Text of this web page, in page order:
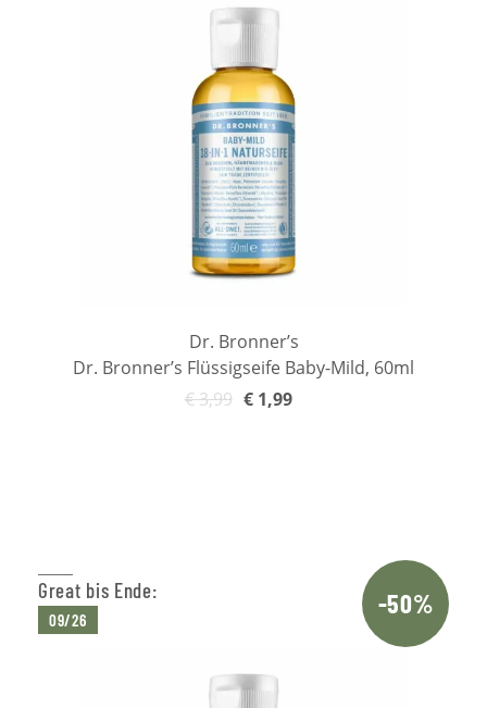
Dr. Bronner’s
Dr. Bronner’s Flüssigseife Baby-Mild, 60ml
€3,99 €1,99
Great bis Ende:
09/26
-50%